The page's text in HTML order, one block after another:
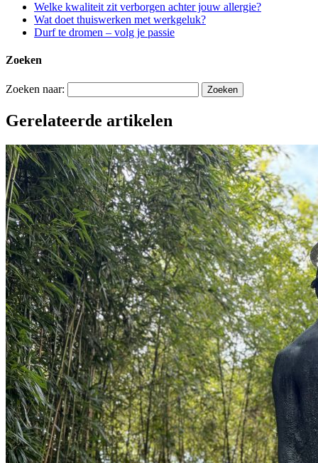
Welke kwaliteit zit verborgen achter jouw allergie?
Wat doet thuiswerken met werkgeluk?
Durf te dromen – volg je passie
Zoeken
Zoeken naar:
Gerelateerde artikelen